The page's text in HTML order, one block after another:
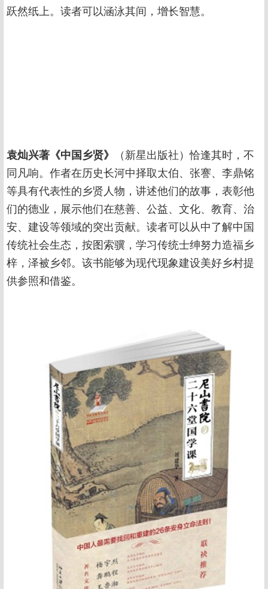
跃然纸上。读者可以涵泳其间，增长智慧。
袁灿兴著《中国乡贤》
（新星出版社）恰逢其时，不
同凡响。作者在历史长河中择取太伯、张謇、李鼎铭
等具有代表性的乡贤人物，讲述他们的故事，表彰他
们的德业，展示他们在慈善、公益、文化、教育、治
安、建设等领域的突出贡献。读者可以从中了解中国
传统社会生态，按图索骥，学习传统士绅努力造福乡
梓，泽被乡邻。该书能够为现代现象建设美好乡村提
供参照和借鉴。